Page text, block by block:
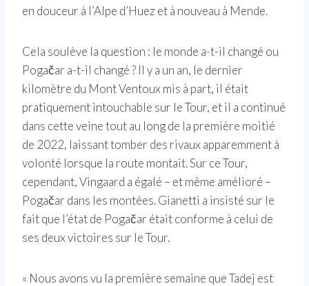
en douceur à l’Alpe d’Huez et à nouveau à Mende.
Cela soulève la question : le monde a-t-il changé ou
Pogačar a-t-il changé ? Il y a un an, le dernier
kilomètre du Mont Ventoux mis à part, il était
pratiquement intouchable sur le Tour, et il a continué
dans cette veine tout au long de la première moitié
de 2022, laissant tomber des rivaux apparemment à
volonté lorsque la route montait. Sur ce Tour,
cependant, Vingaard a égalé – et même amélioré –
Pogačar dans les montées. Gianetti a insisté sur le
fait que l’état de Pogačar était conforme à celui de
ses deux victoires sur le Tour.
« Nous avons vu la première semaine que Tadej est